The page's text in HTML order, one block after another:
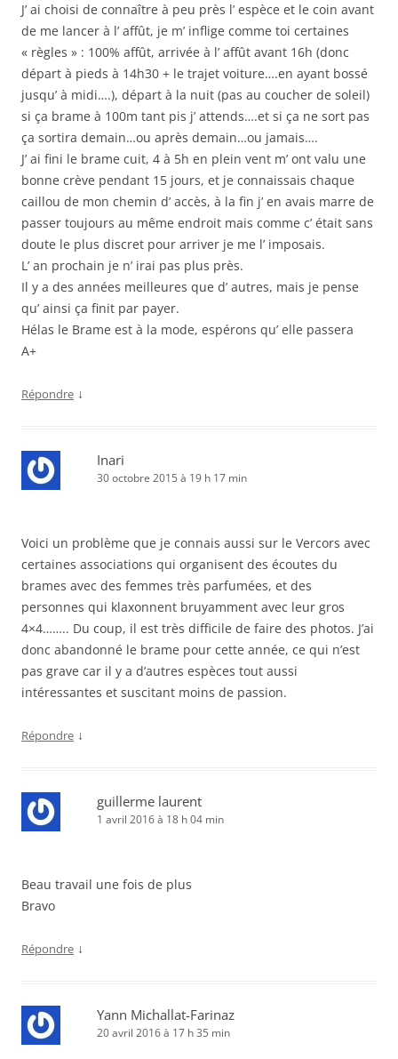
J’ ai choisi de connaître à peu près l’ espèce et le coin avant
de me lancer à l’ affût, je m’ inflige comme toi certaines
« règles » : 100% affût, arrivée à l’ affût avant 16h (donc
départ à pieds à 14h30 + le trajet voiture….en ayant bossé
jusqu’ à midi….), départ à la nuit (pas au coucher de soleil)
si ça brame à 100m tant pis j’ attends….et si ça ne sort pas
ça sortira demain…ou après demain…ou jamais….
J’ ai fini le brame cuit, 4 à 5h en plein vent m’ ont valu une
bonne crève pendant 15 jours, et je connaissais chaque
caillou de mon chemin d’ accès, à la fin j’ en avais marre de
passer toujours au même endroit mais comme c’ était sans
doute le plus discret pour arriver je me l’ imposais.
L’ an prochain je n’ irai pas plus près.
Il y a des années meilleures que d’ autres, mais je pense
qu’ ainsi ça finit par payer.
Hélas le Brame est à la mode, espérons qu’ elle passera
A+
Répondre ↓
Inari
30 octobre 2015 à 19 h 17 min
Voici un problème que je connais aussi sur le Vercors avec
certaines associations qui organisent des écoutes du
brames avec des femmes très parfumées, et des
personnes qui klaxonnent bruyamment avec leur gros
4×4…….. Du coup, il est très difficile de faire des photos. J’ai
donc abandonné le brame pour cette année, ce qui n’est
pas grave car il y a d’autres espèces tout aussi
intéressantes et suscitant moins de passion.
Répondre ↓
guillerme laurent
1 avril 2016 à 18 h 04 min
Beau travail une fois de plus
Bravo
Répondre ↓
Yann Michallat-Farinaz
20 avril 2016 à 17 h 35 min